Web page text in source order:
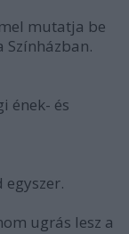
mutatja be
ének- és
ugrás lesz a